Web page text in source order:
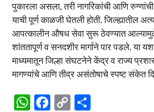
पुकारला असला, तरी नागरिकांची आणि
याची पूर्ण काळजी घेतली होती. जिल्ह्यातील
आपत्कालीन औषध सेवा सुरू ठेवण्यात
शांततापूर्ण व सनदशीर मार्गाने पार पडले. या
माध्यमातून जिल्हा संघटनेने केंद्र व राज्य
मागण्यांचे आणि तीव्र असंतोषाचे स्पष्ट संकेत
W F
C